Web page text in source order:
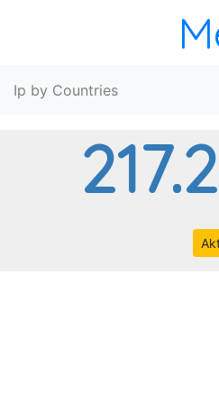
Ip by Countries